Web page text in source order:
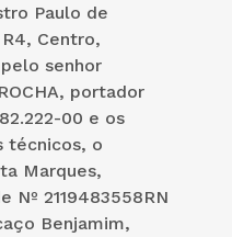
Paulo de
Centro,
senhor
portador
00 e os
técnicos, o
Marques,
Nº 2119483558RN
Benjamim,